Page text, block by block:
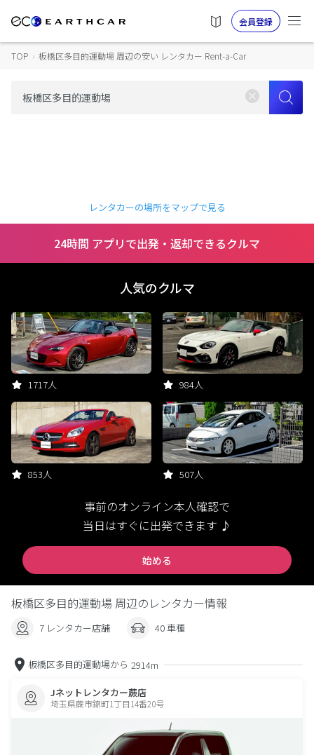
会員登録
TOP › 板橋区多目的運動場 周辺の安い レンタカー Rent-a-Car
レンタカーの場所をマップで見る
24時間 アプリで出発・返却できるクルマ
人気のクルマ
1717人 984人
853人 507人
事前のオンライン本人確認で
当日はすぐに出発できます ♪
始める
板橋区多目的運動場 周辺のレンタカー情報
7 レンタカー店舗 40 車種
板橋区多目的運動場から 2914m
Jネットレンタカー蕨店
埼玉県蕨市錦町1丁目14番20号